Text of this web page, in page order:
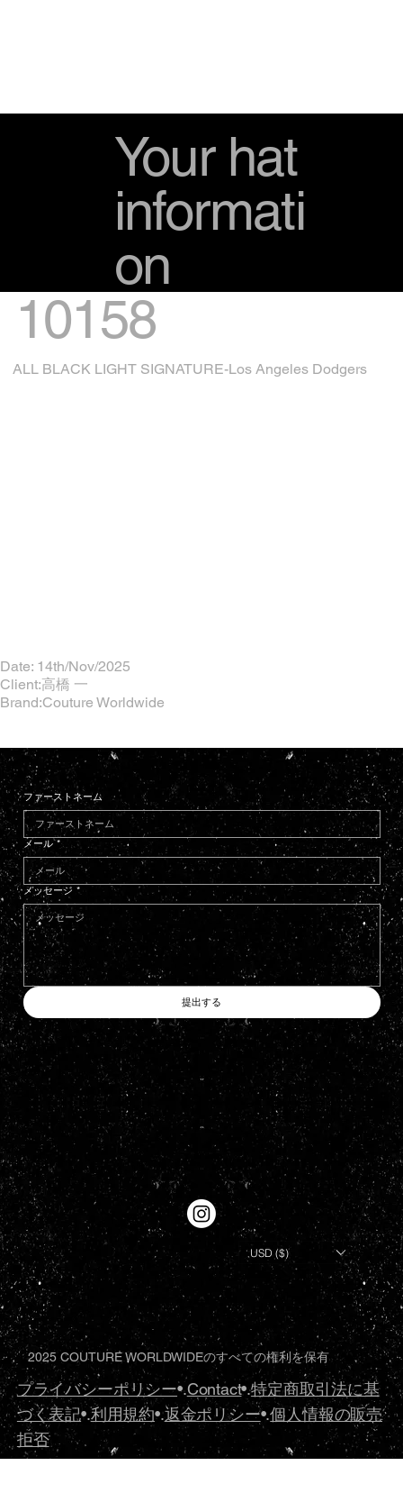
Your hat
informati
on
10158
ALL BLACK LIGHT SIGNATURE-Los Angeles Dodgers
Date: 14th/Nov/2025
Client:高橋 一
Brand:Couture Worldwide
ファーストネーム
メール *
メッセージ *
提出する
プライバシーポリシー•.Contact•.特定商取引法に基
づく表記•.利用規約•.返金ポリシー•.個人情報の販売
拒否
2025 COUTURE WORLDWIDEのすべての権利を保有
USD ($)